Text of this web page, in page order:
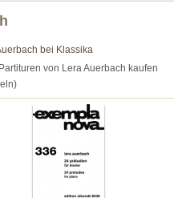
bei Klassika
von Lera Auerbach kaufen